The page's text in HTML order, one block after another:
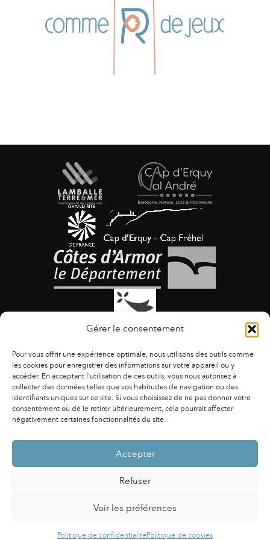
Gérer le consentement
Pour vous offrir une expérience optimale, nous utilisons des outils comme
les cookies pour enregistrer des informations sur votre appareil ou y
accéder. En acceptant l'utilisation de ces outils, vous nous autorisez à
collecter des données telles que vos habitudes de navigation ou des
identifiants uniques sur ce site. Si vous choisissez de ne pas donner votre
consentement ou de le retirer ultérieurement, cela pourrait affecter
négativement certaines fonctionnalités du site.
Accepter
Refuser
Voir les préférences
Politique de confidentialitéPolitique de cookies
ACCESSIBILITÉ | AGENDA | ASSOCIATIONS
|
CONTACTS
PUBLICATIONS ESPACE PRESSE